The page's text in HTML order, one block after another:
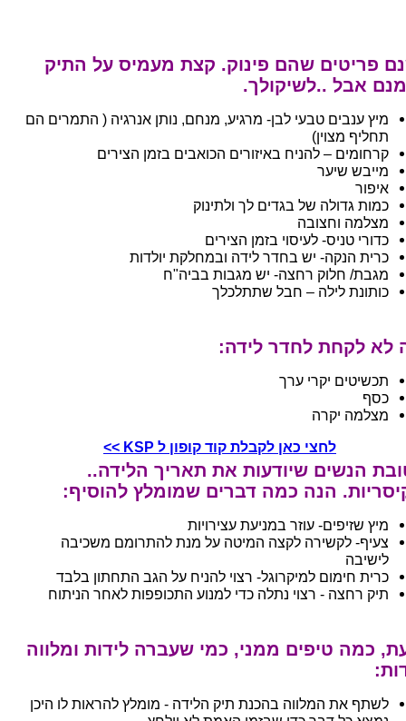
פריטים שהם פינוק. קצת מעמיס על התיק
אבל ..לשיקולך.
מיץ ענבים טבעי לבן- מרגיע, מנחם, נותן אנרגיה ( התמרים הם
תחליף מצוין)
קרחומים – להניח באיזורים הכואבים בזמן הצירים
מייבש שיער
איפור
כמות גדולה של בגדים לך ולתינוק
מצלמה וחצובה
כדורי טניס- לעיסוי בזמן הצירים
כרית הנקה- יש בחדר לידה ובמחלקת יולדות
מגבת/ חלוק רחצה- יש מגבות בביה"ח
כותונת לילה – חבל שתתלכלך
לא לקחת לחדר לידה:
תכשיטים יקרי ערך
כסף
מצלמה יקרה
לחצי כאן לקבלת קוד קופון ל KSP >>
הנשים שיודעות את תאריך הלידה..
הנה כמה דברים שמומלץ להוסיף:
מיץ שזיפים- עוזר במניעת עצירויות
צעיף- לקשירה לקצה המיטה על מנת להתרומם משכיבה
לישיבה
כרית חימום למיקרוגל- רצוי להניח על הגב התחתון בלבד
תיק רחצה - רצוי נתלה כדי למנוע התכופפות לאחר הניתוח
כמה טיפים ממני, כמי שעברה לידות ומלווה
לשתף את המלווה בהכנת תיק הלידה - מומלץ להראות לו היכן